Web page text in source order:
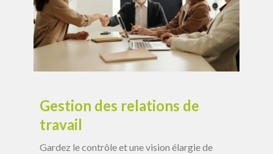
Gestion des relations de
travail
Gardez le contrôle et une vision élargie de